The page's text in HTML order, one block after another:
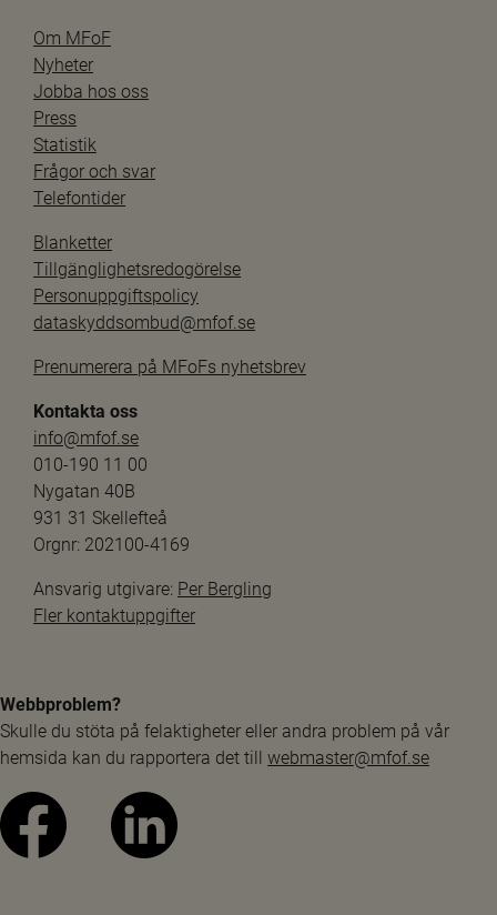
Om MFoF
Nyheter
Jobba hos oss
Press
Statistik
Frågor och svar
Telefontider
Blanketter
Tillgänglighetsredogörelse
Personuppgiftspolicy
dataskyddsombud@mfof.se
Prenumerera på MFoFs nyhetsbrev
Kontakta oss
info@mfof.se
010-190 11 00
Nygatan 40B
931 31 Skellefteå
Orgnr: 202100-4169
Ansvarig utgivare: Per Bergling
Fler kontaktuppgifter
Webbproblem?
Skulle du stöta på felaktigheter eller andra problem på vår
hemsida kan du rapportera det till webmaster@mfof.se